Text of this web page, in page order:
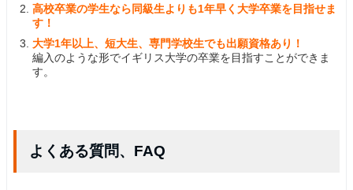
高校卒業の学生なら同級生よりも1年早く大学卒業を目指せま
す！
大学1年以上、短大生、専門学校生でも出願資格あり！
編入のような形でイギリス大学の卒業を目指すことができま
す。
よくある質問、FAQ